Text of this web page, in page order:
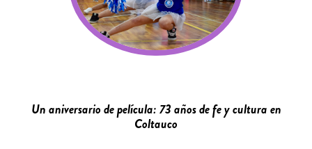
Un aniversario de película: 73 años de fe y cultura en
Coltauco